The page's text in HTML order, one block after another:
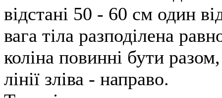
відстані 50 - 60 см один
вага тіла разподілена
коліна повинні бути
лінії зліва - направо.